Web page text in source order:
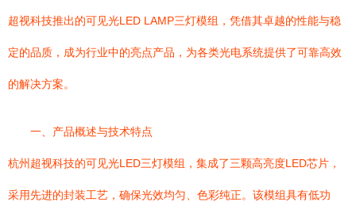
超视科技推出的可见光LED LAMP三灯模组，凭借其卓越的性能与稳
定的品质，成为行业中的亮点产品，为各类光电系统提供了可靠高效
的解决方案。
一、产品概述与技术特点
杭州超视科技的可见光LED三灯模组，集成了三颗高亮度LED芯片，
采用先进的封装工艺，确保光效均匀、色彩纯正。该模组具有低功